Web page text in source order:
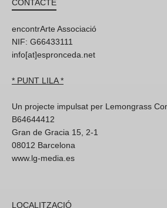
CONTACTE
encontrArte Associació
NIF: G66433111
info[at]espronceda.net
* PUNT LILA *
Un projecte impulsat per Lemongrass
B64644412
Gran de Gracia 15, 2-1
08012 Barcelona
www.lg-media.es
LOCALITZACIÓ